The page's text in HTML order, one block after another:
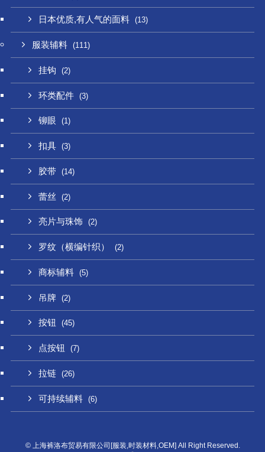
日本优质,有人气的面料 (13)
服装辅料 (111)
挂钩 (2)
环类配件 (3)
铆眼 (1)
扣具 (3)
胶带 (14)
蕾丝 (2)
亮片与珠饰 (2)
罗纹（横编针织） (2)
商标辅料 (5)
吊牌 (2)
按钮 (45)
点按钮 (7)
拉链 (26)
可持续辅料 (6)
©上海裤洛布贸易有限公司[服装,时装材料,OEM] All Right Reserved.